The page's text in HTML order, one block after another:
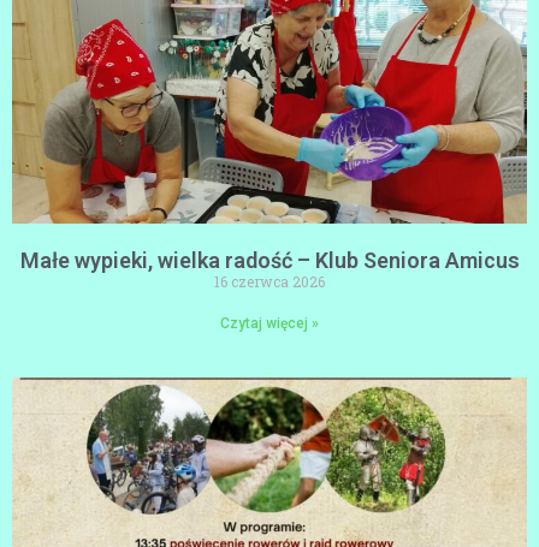
Małe wypieki, wielka radość – Klub Seniora Amicus
16 czerwca 2026
Czytaj więcej »